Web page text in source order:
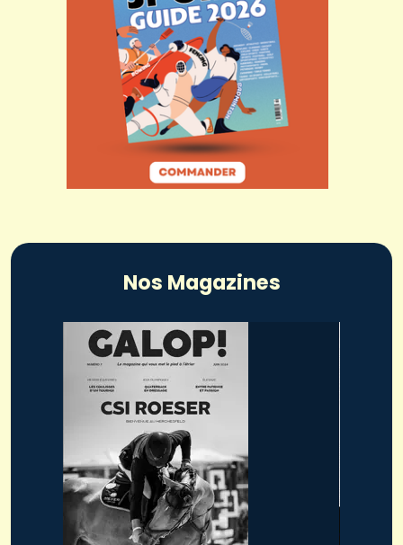
Nos Magazines